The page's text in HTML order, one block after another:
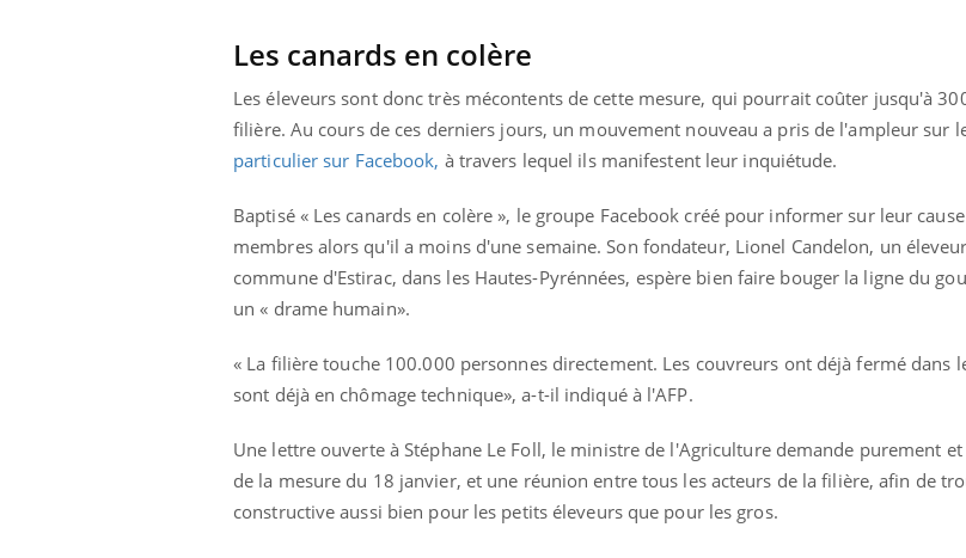
Les canards en colère
Les éleveurs sont donc très mécontents de cette mesure, qui pourrait coûter jusqu'à
filière. Au cours de ces derniers jours, un mouvement nouveau a pris de l'ampleur sur
particulier sur Facebook, à travers lequel ils manifestent leur inquiétude.
Baptisé « Les canards en colère », le groupe Facebook créé pour informer sur leur
membres alors qu'il a moins d'une semaine. Son fondateur, Lionel Candelon, un
commune d'Estirac, dans les Hautes-Pyrénnées, espère bien faire bouger la ligne du
un « drame humain».
« La filière touche 100.000 personnes directement. Les couvreurs ont déjà fermé dans
sont déjà en chômage technique», a-t-il indiqué à l'AFP.
Une lettre ouverte à Stéphane Le Foll, le ministre de l'Agriculture demande purement
de la mesure du 18 janvier, et une réunion entre tous les acteurs de la filière, afin de
constructive aussi bien pour les petits éleveurs que pour les gros.
osait en parler??Youtube
En 2026, l'insuline dans le diabète de type 2
reste entourée d'idées reçues chez les
préparer pour l’été !Youtube
L'été arrive… et avec lui, un tout nouveau
rythme de vie ! Vacances, plage, piscine,